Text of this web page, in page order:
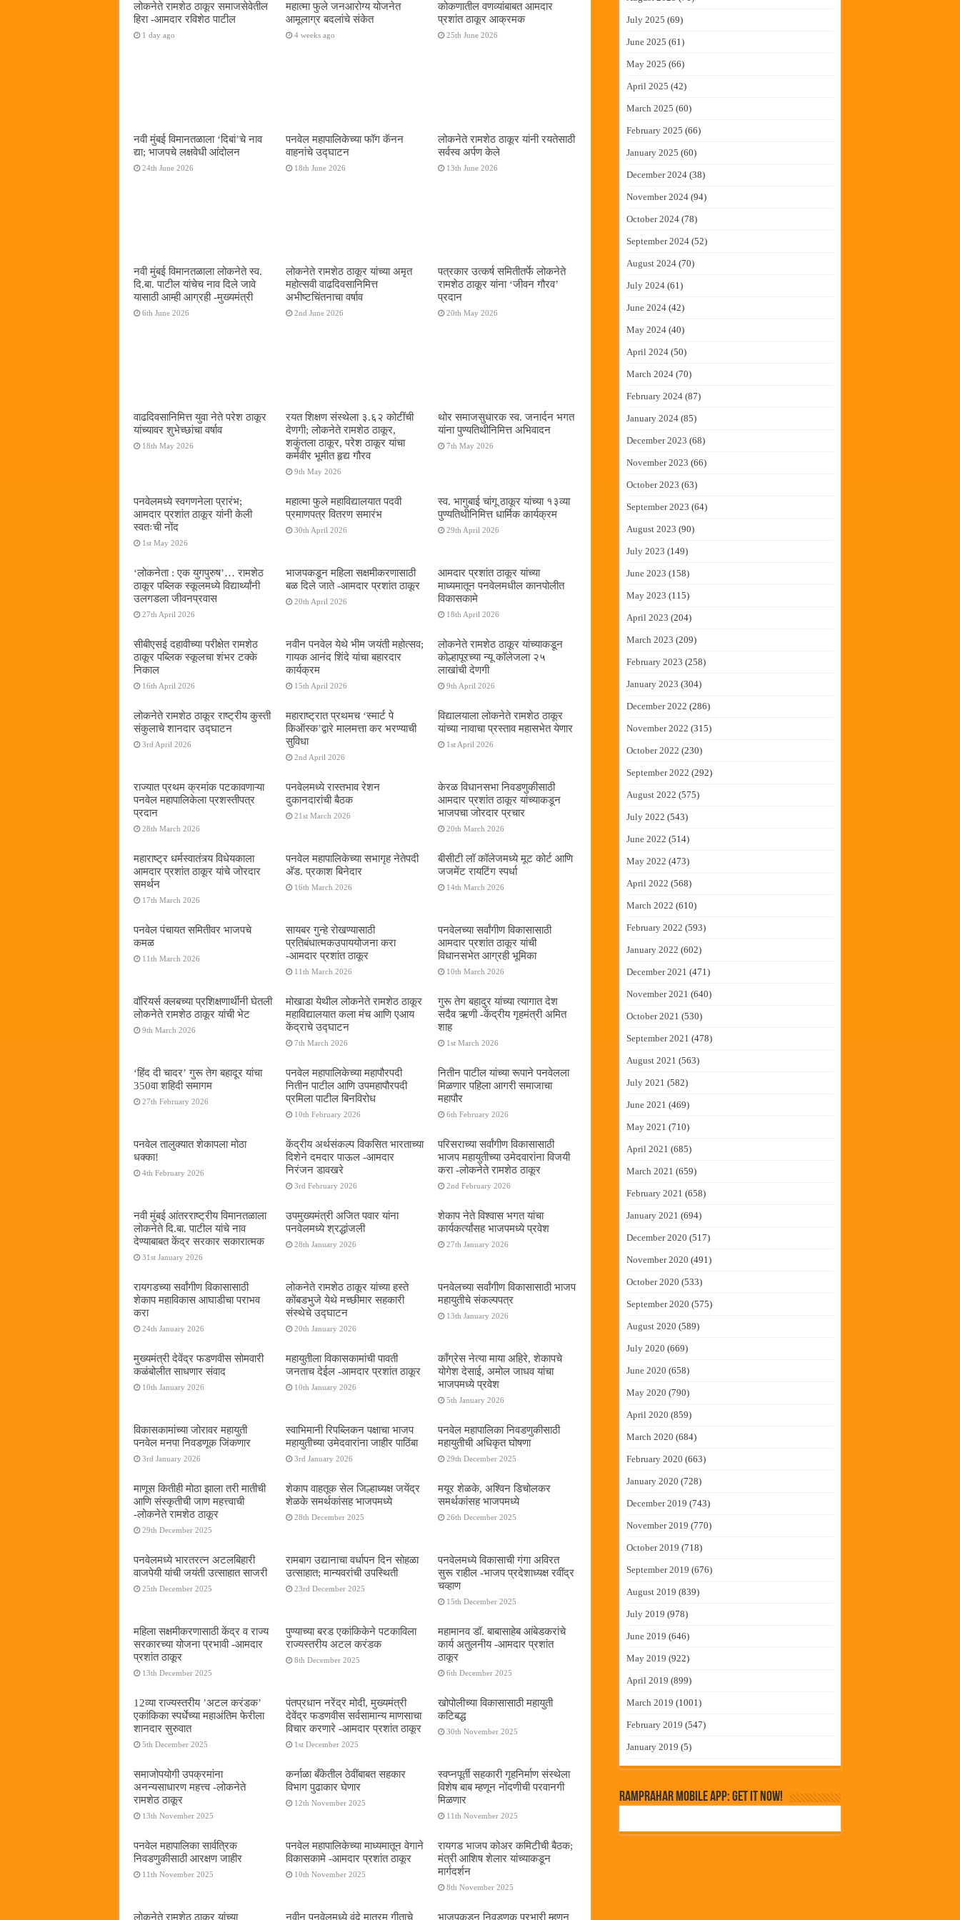
लोकनेते रामशेठ ठाकूर समाजसेवेतील
हिरा -आमदार रविशेठ पाटील
1 day ago
महात्मा फुले जनआरोग्य योजनेत
आमूलाग्र बदलांचे संकेत
4 weeks ago
कोकणातील वणव्यांबाबत आमदार
प्रशांत ठाकूर आक्रमक
25th June 2026
नवी मुंबई विमानतळाला ‌‘दिबां‌’चे नाव
द्या; भाजपचे लक्षवेधी आंदोलन
24th June 2026
पनवेल महापालिकेच्या फॉग कॅनन
वाहनांचे उद्घाटन
18th June 2026
लोकनेते रामशेठ ठाकूर यांनी रयतेसाठी
सर्वस्व अर्पण केले
13th June 2026
नवी मुंबई विमानतळाला लोकनेते स्व.
दि.बा. पाटील यांचेच नाव दिले जावे
यासाठी आम्ही आग्रही -मुख्यमंत्री
6th June 2026
लोकनेते रामशेठ ठाकूर यांच्या अमृत
महोत्सवी वाढदिवसानिमित्त
अभीष्टचिंतनाचा वर्षाव
2nd June 2026
पत्रकार उत्कर्ष समितीतर्फे लोकनेते
रामशेठ ठाकूर यांना ‌‘जीवन गौरव‌’
प्रदान
20th May 2026
वाढदिवसानिमित्त युवा नेते परेश ठाकूर
यांच्यावर शुभेच्छांचा वर्षाव
18th May 2026
रयत शिक्षण संस्थेला ३.६२ कोटींची
देणगी; लोकनेते रामशेठ ठाकूर,
शकुंतला ठाकूर, परेश ठाकूर यांचा
कर्मवीर भूमीत हृद्य गौरव
9th May 2026
थोर समाजसुधारक स्व. जनार्दन भगत
यांना पुण्यतिथीनिमित्त अभिवादन
7th May 2026
पनवेलमध्ये स्वगणनेला प्रारंभ;
आमदार प्रशांत ठाकूर यांनी केली
स्वतःची नोंद
1st May 2026
महात्मा फुले महाविद्यालयात पदवी
प्रमाणपत्र वितरण समारंभ
30th April 2026
स्व. भागुबाई चांगू ठाकूर यांच्या १३व्या
पुण्यतिथीनिमित्त धार्मिक कार्यक्रम
29th April 2026
‌‘लोकनेता : एक युगपुरुष‌’… रामशेठ
ठाकूर पब्लिक स्कूलमध्ये विद्यार्थ्यांनी
उलगडला जीवनप्रवास
27th April 2026
भाजपकडून महिला सक्षमीकरणासाठी
बळ दिले जाते -आमदार प्रशांत ठाकूर
20th April 2026
आमदार प्रशांत ठाकूर यांच्या
माध्यमातून पनवेलमधील कानपोलीत
विकासकामे
18th April 2026
सीबीएसई दहावीच्या परीक्षेत रामशेठ
ठाकूर पब्लिक स्कूलचा शंभर टक्के
निकाल
16th April 2026
नवीन पनवेल येथे भीम जयंती महोत्सव;
गायक आनंद शिंदे यांचा बहारदार
कार्यक्रम
15th April 2026
लोकनेते रामशेठ ठाकूर यांच्याकडून
कोल्हापूरच्या न्यू कॉलेजला २५
लाखांची देणगी
9th April 2026
लोकनेते रामशेठ ठाकूर राष्ट्रीय कुस्ती
संकुलाचे शानदार उद्घाटन
3rd April 2026
महाराष्ट्रात प्रथमच ‌‘स्मार्ट पे
किऑस्क‌’द्वारे मालमत्ता कर भरण्याची
सुविधा
2nd April 2026
विद्यालयाला लोकनेते रामशेठ ठाकूर
यांच्या नावाचा प्रस्ताव महासभेत येणार
1st April 2026
राज्यात प्रथम क्रमांक पटकावणाऱ्या
पनवेल महापालिकेला प्रशस्तीपत्र
प्रदान
28th March 2026
पनवेलमध्ये रास्तभाव रेशन
दुकानदारांची बैठक
21st March 2026
केरळ विधानसभा निवडणुकीसाठी
आमदार प्रशांत ठाकूर यांच्याकडून
भाजपचा जोरदार प्रचार
20th March 2026
महाराष्ट्र धर्मस्वातंत्र्य विधेयकाला
आमदार प्रशांत ठाकूर यांचे जोरदार
समर्थन
17th March 2026
पनवेल महापालिकेच्या सभागृह नेतेपदी
अ‍ॅड. प्रकाश बिनेदार
16th March 2026
बीसीटी लॉ कॉलेजमध्ये मूट कोर्ट आणि
जजमेंट रायटिंग स्पर्धा
14th March 2026
पनवेल पंचायत समितीवर भाजपचे
कमळ
11th March 2026
सायबर गुन्हे रोखण्यासाठी
प्रतिबंधात्मकउपाययोजना करा
-आमदार प्रशांत ठाकूर
11th March 2026
पनवेलच्या सर्वांगीण विकासासाठी
आमदार प्रशांत ठाकूर यांची
विधानसभेत आग्रही भूमिका
10th March 2026
वॉरियर्स क्लबच्या प्रशिक्षणार्थींनी घेतली
लोकनेते रामशेठ ठाकूर यांची भेट
9th March 2026
मोखाडा येथील लोकनेते रामशेठ ठाकूर
महाविद्यालयात कला मंच आणि एआय
केंद्राचे उद्घाटन
7th March 2026
गुरू तेग बहादुर यांच्या त्यागात देश
सदैव ऋणी -केंद्रीय गृहमंत्री अमित
शाह
1st March 2026
‘हिंद दी चादर’ गुरू तेग बहादूर यांचा
350वा शहिदी समागम
27th February 2026
पनवेल महापालिकेच्या महापौरपदी
नितीन पाटील आणि उपमहापौरपदी
प्रमिला पाटील बिनविरोध
10th February 2026
नितीन पाटील यांच्या रूपाने पनवेलला
मिळणार पहिला आगरी समाजाचा
महापौर
6th February 2026
पनवेल तालुक्यात शेकापला मोठा
धक्का!
4th February 2026
केंद्रीय अर्थसंकल्प विकसित भारताच्या
दिशेने दमदार पाऊल -आमदार
निरंजन डावखरे
3rd February 2026
परिसराच्या सर्वांगीण विकासासाठी
भाजप महायुतीच्या उमेदवारांना विजयी
करा -लोकनेते रामशेठ ठाकूर
2nd February 2026
नवी मुंबई आंतरराष्ट्रीय विमानतळाला
लोकनेते दि.बा. पाटील यांचे नाव
देण्याबाबत केंद्र सरकार सकारात्मक
31st January 2026
उपमुख्यमंत्री अजित पवार यांना
पनवेलमध्ये श्रद्धांजली
28th January 2026
शेकाप नेते विश्वास भगत यांचा
कार्यकर्त्यांसह भाजपमध्ये प्रवेश
27th January 2026
रायगडच्या सर्वांगीण विकासासाठी
शेकाप महाविकास आघाडीचा पराभव
करा
24th January 2026
लोकनेते रामशेठ ठाकूर यांच्या हस्ते
कोंबडभुजे येथे मच्छीमार सहकारी
संस्थेचे उद्घाटन
20th January 2026
पनवेलच्या सर्वांगीण विकासासाठी भाजप
महायुतीचे संकल्पपत्र
13th January 2026
मुख्यमंत्री देवेंद्र फडणवीस सोमवारी
कळंबोलीत साधणार संवाद
10th January 2026
महायुतीला विकासकामांची पावती
जनताच देईल -आमदार प्रशांत ठाकूर
10th January 2026
काँग्रेस नेत्या माया अहिरे, शेकापचे
योगेश देसाई, अमोल जाधव यांचा
भाजपमध्ये प्रवेश
5th January 2026
विकासकामांच्या जोरावर महायुती
पनवेल मनपा निवडणूक जिंकणार
3rd January 2026
स्वाभिमानी रिपब्लिकन पक्षाचा भाजप
महायुतीच्या उमेदवारांना जाहीर पाठिंबा
3rd January 2026
पनवेल महापालिका निवडणुकीसाठी
महायुतीची अधिकृत घोषणा
29th December 2025
माणूस कितीही मोठा झाला तरी मातीची
आणि संस्कृतीची जाण महत्त्वाची
-लोकनेते रामशेठ ठाकूर
29th December 2025
शेकाप वाहतूक सेल जिल्हाध्यक्ष जयेंद्र
शेळके समर्थकांसह भाजपमध्ये
28th December 2025
मयूर शेळके, अश्विन डिचोलकर
समर्थकांसह भाजपमध्ये
26th December 2025
पनवेलमध्ये भारतरत्न अटलबिहारी
वाजपेयी यांची जयंती उत्साहात साजरी
25th December 2025
रामबाग उद्यानाचा वर्धापन दिन सोहळा
उत्साहात; मान्यवरांची उपस्थिती
23rd December 2025
पनवेलमध्ये विकासाची गंगा अविरत
सुरू राहील -भाजप प्रदेशाध्यक्ष रवींद्र
चव्हाण
15th December 2025
महिला सक्षमीकरणासाठी केंद्र व राज्य
सरकारच्या योजना प्रभावी -आमदार
प्रशांत ठाकूर
13th December 2025
पुण्याच्या बरड एकांकिकेने पटकाविला
राज्यस्तरीय अटल करंडक
8th December 2025
महामानव डॉ. बाबासाहेब आंबेडकरांचे
कार्य अतुलनीय -आमदार प्रशांत
ठाकूर
6th December 2025
12व्या राज्यस्तरीय ’अटल करंडक’
एकांकिका स्पर्धेच्या महाअंतिम फेरीला
शानदार सुरुवात
5th December 2025
पंतप्रधान नरेंद्र मोदी, मुख्यमंत्री
देवेंद्र फडणवीस सर्वसामान्य माणसाचा
विचार करणारे -आमदार प्रशांत ठाकूर
1st December 2025
खोपोलीच्या विकासासाठी महायुती
कटिबद्ध
30th November 2025
समाजोपयोगी उपक्रमांना
अनन्यसाधारण महत्त्व -लोकनेते
रामशेठ ठाकूर
13th November 2025
कर्नाळा बँकेतील ठेवींबाबत सहकार
विभाग पुढाकार घेणार
12th November 2025
स्वप्नपूर्ती सहकारी गृहनिर्माण संस्थेला
विशेष बाब म्हणून नोंदणीची परवानगी
मिळणार
11th November 2025
पनवेल महापालिका सार्वत्रिक
निवडणुकीसाठी आरक्षण जाहीर
11th November 2025
पनवेल महापालिकेच्या माध्यमातून वेगाने
विकासकामे -आमदार प्रशांत ठाकूर
10th November 2025
रायगड भाजप कोअर कमिटीची बैठक;
मंत्री आशिष शेलार यांच्याकडून
मार्गदर्शन
8th November 2025
लोकनेते रामशेठ ठाकूर यांच्या नवीन पनवेलमध्ये वंदे मातरम् गीताचे भाजपकडून निवडणूक प्रभारी म्हणून
July 2025 (69)
June 2025 (61)
May 2025 (66)
April 2025 (42)
March 2025 (60)
February 2025 (66)
January 2025 (60)
December 2024 (38)
November 2024 (94)
October 2024 (78)
September 2024 (52)
August 2024 (70)
July 2024 (61)
June 2024 (42)
May 2024 (40)
April 2024 (50)
March 2024 (70)
February 2024 (87)
January 2024 (85)
December 2023 (68)
November 2023 (66)
October 2023 (63)
September 2023 (64)
August 2023 (90)
July 2023 (149)
June 2023 (158)
May 2023 (115)
April 2023 (204)
March 2023 (209)
February 2023 (258)
January 2023 (304)
December 2022 (286)
November 2022 (315)
October 2022 (230)
September 2022 (292)
August 2022 (575)
July 2022 (543)
June 2022 (514)
May 2022 (473)
April 2022 (568)
March 2022 (610)
February 2022 (593)
January 2022 (602)
December 2021 (471)
November 2021 (640)
October 2021 (530)
September 2021 (478)
August 2021 (563)
July 2021 (582)
June 2021 (469)
May 2021 (710)
April 2021 (685)
March 2021 (659)
February 2021 (658)
January 2021 (694)
December 2020 (517)
November 2020 (491)
October 2020 (533)
September 2020 (575)
August 2020 (589)
July 2020 (669)
June 2020 (658)
May 2020 (790)
April 2020 (859)
March 2020 (684)
February 2020 (663)
January 2020 (728)
December 2019 (743)
November 2019 (770)
October 2019 (718)
September 2019 (676)
August 2019 (839)
July 2019 (978)
June 2019 (646)
May 2019 (922)
April 2019 (899)
March 2019 (1001)
February 2019 (547)
January 2019 (5)
RamPrahar Mobile App: Get it Now!